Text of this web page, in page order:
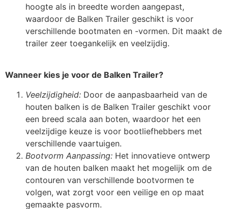
hoogte als in breedte worden aangepast,
waardoor de Balken Trailer geschikt is voor
verschillende bootmaten en -vormen. Dit maakt de
trailer zeer toegankelijk en veelzijdig.
Wanneer kies je voor de Balken Trailer?
Veelzijdigheid: Door de aanpasbaarheid van de
houten balken is de Balken Trailer geschikt voor
een breed scala aan boten, waardoor het een
veelzijdige keuze is voor bootliefhebbers met
verschillende vaartuigen.
Bootvorm Aanpassing: Het innovatieve ontwerp
van de houten balken maakt het mogelijk om de
contouren van verschillende bootvormen te
volgen, wat zorgt voor een veilige en op maat
gemaakte pasvorm.